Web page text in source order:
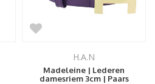
H.A.N
Madeleine | Lederen
damesriem 3cm | Paars